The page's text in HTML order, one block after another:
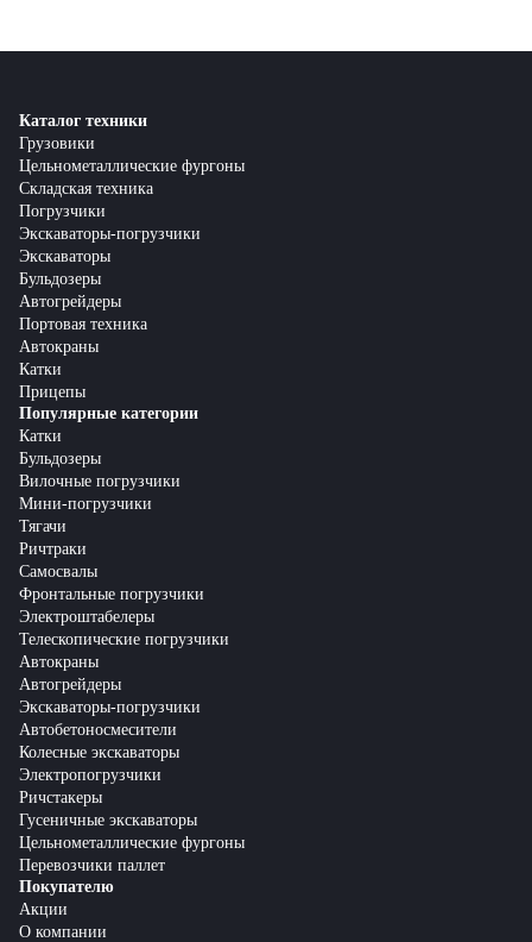
Каталог техники
Грузовики
Цельнометаллические фургоны
Складская техника
Погрузчики
Экскаваторы-погрузчики
Экскаваторы
Бульдозеры
Автогрейдеры
Портовая техника
Автокраны
Катки
Прицепы
Популярные категории
Катки
Бульдозеры
Вилочные погрузчики
Мини-погрузчики
Тягачи
Ричтраки
Самосвалы
Фронтальные погрузчики
Электроштабелеры
Телескопические погрузчики
Автокраны
Автогрейдеры
Экскаваторы-погрузчики
Автобетоносмесители
Колесные экскаваторы
Электропогрузчики
Ричстакеры
Гусеничные экскаваторы
Цельнометаллические фургоны
Перевозчики паллет
Покупателю
Акции
О компании